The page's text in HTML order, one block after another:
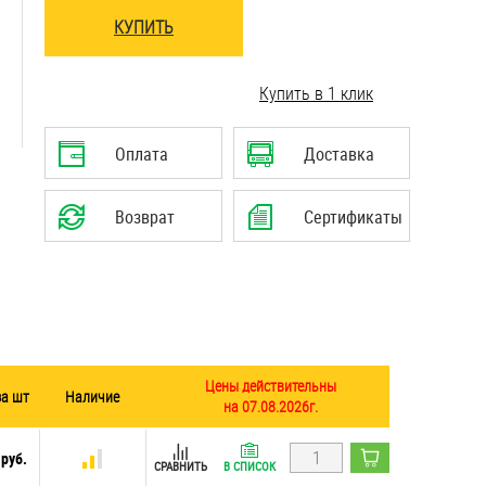
КУПИТЬ
Купить в 1 клик
Оплата Доставка
Возврат Сертификаты
шт Наличие
Цены действительны
на 07.08.2026г.
СРАВНИТЬ В СПИСОК